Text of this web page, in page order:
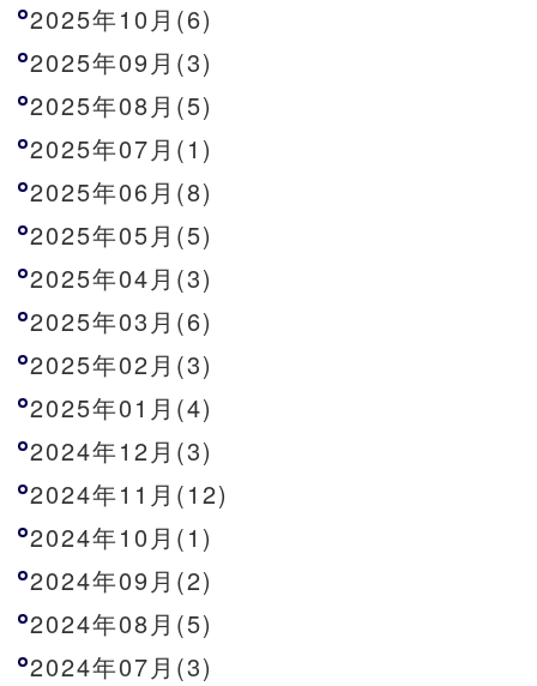
2025年10月(6)
2025年09月(3)
2025年08月(5)
2025年07月(1)
2025年06月(8)
2025年05月(5)
2025年04月(3)
2025年03月(6)
2025年02月(3)
2025年01月(4)
2024年12月(3)
2024年11月(12)
2024年10月(1)
2024年09月(2)
2024年08月(5)
2024年07月(3)